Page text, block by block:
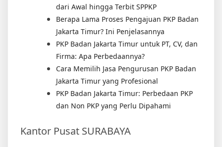
dari Awal hingga Terbit SPPKP
Berapa Lama Proses Pengajuan PKP Badan
Jakarta Timur? Ini Penjelasannya
PKP Badan Jakarta Timur untuk PT, CV, dan
Firma: Apa Perbedaannya?
Cara Memilih Jasa Pengurusan PKP Badan
Jakarta Timur yang Profesional
PKP Badan Jakarta Timur: Perbedaan PKP
dan Non PKP yang Perlu Dipahami
Kantor Pusat SURABAYA